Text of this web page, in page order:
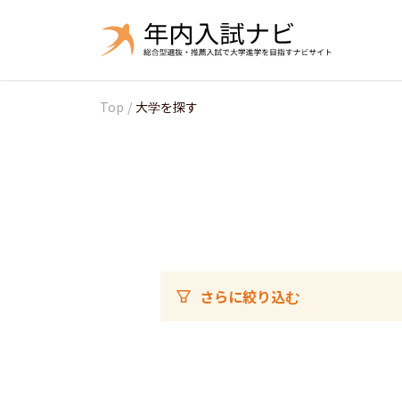
Top / 大学を探す
さらに絞り込む